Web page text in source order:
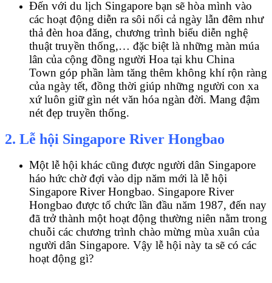
Đến với du lịch Singapore bạn sẽ hòa mình vào
các hoạt động diễn ra sôi nổi cả ngày lẫn đêm như
thả đèn hoa đăng, chương trình biểu diễn nghệ
thuật truyền thống,… đặc biệt là những màn múa
lân của cộng đồng người Hoa tại khu China
Town góp phần làm tăng thêm không khí rộn ràng
của ngày tết, đồng thời giúp những người con xa
xứ luôn giữ gìn nét văn hóa ngàn đời. Mang đậm
nét đẹp truyền thống.
2. Lễ hội Singapore River Hongbao
Một lễ hội khác cũng được người dân Singapore
háo hức chờ đợi vào dịp năm mới là lễ hội
Singapore River Hongbao. Singapore River
Hongbao được tổ chức lần đầu năm 1987, đến nay
đã trở thành một hoạt động thường niên nằm trong
chuỗi các chương trình chào mừng mùa xuân của
người dân Singapore. Vậy lễ hội này ta sẽ có các
hoạt động gì?